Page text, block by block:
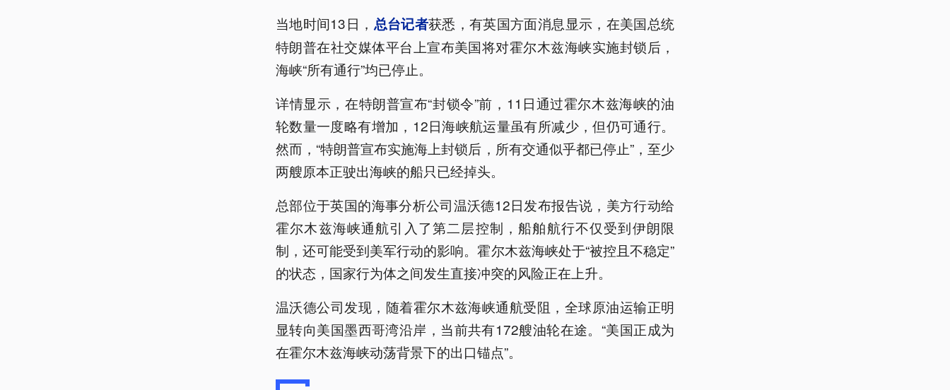
当地时间13日， 总台记者获悉，有英国方面消息显示，在美国总统
特朗普在社交媒体平台上宣布美国将对霍尔木兹海峡实施封锁后，
海峡“所有通行”均已停止。
详情显示，在特朗普宣布“封锁令”前，11日通过霍尔木兹海峡的油
轮数量一度略有增加，12日海峡航运量虽有所减少，但仍可通行。
然而，“特朗普宣布实施海上封锁后，所有交通似乎都已停止”，至少
两艘原本正驶出海峡的船只已经掉头。
总部位于英国的海事分析公司温沃德12日发布报告说，美方行动给
霍尔木兹海峡通航引入了第二层控制，船舶航行不仅受到伊朗限
制，还可能受到美军行动的影响。霍尔木兹海峡处于“被控且不稳定”
的状态，国家行为体之间发生直接冲突的风险正在上升。
温沃德公司发现，随着霍尔木兹海峡通航受阻，全球原油运输正明
显转向美国墨西哥湾沿岸，当前共有172艘油轮在途。“美国正成为
在霍尔木兹海峡动荡背景下的出口锚点”。